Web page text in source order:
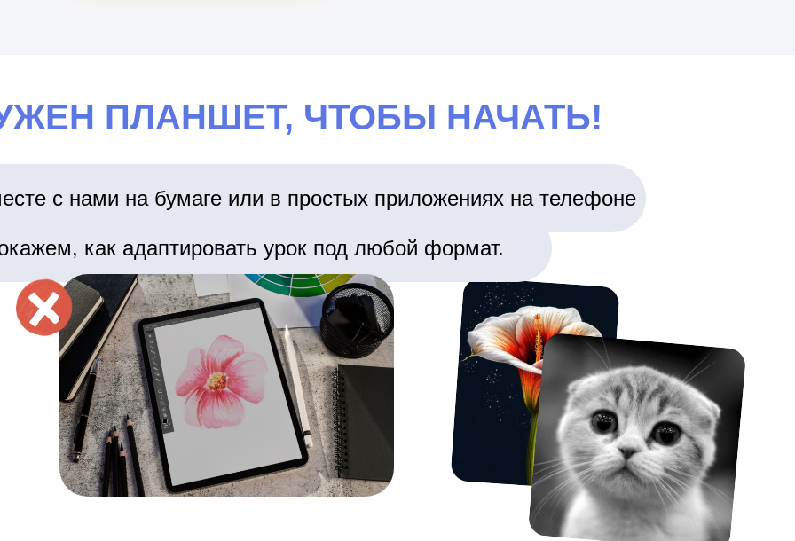
ПЛАНШЕТ, ЧТОБЫ НАЧАТЬ!
с нами на бумаге или в простых приложениях на телефоне
как адаптировать урок под любой формат.